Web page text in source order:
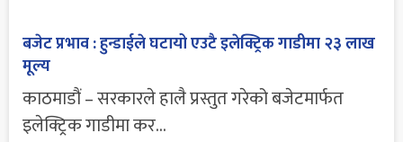
बजेट प्रभाव : हुन्डाईले घटायो एउटै इलेक्ट्रिक गाडीमा २३ लाख
मूल्य
काठमाडौं – सरकारले हालै प्रस्तुत गरेको बजेटमार्फत
इलेक्ट्रिक गाडीमा कर...